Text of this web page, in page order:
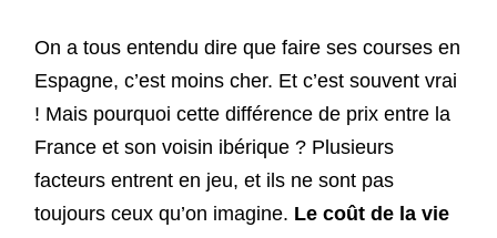
On a tous entendu dire que faire ses courses en
Espagne, c’est moins cher. Et c’est souvent vrai
! Mais pourquoi cette différence de prix entre la
France et son voisin ibérique ? Plusieurs
facteurs entrent en jeu, et ils ne sont pas
toujours ceux qu’on imagine. Le coût de la vie